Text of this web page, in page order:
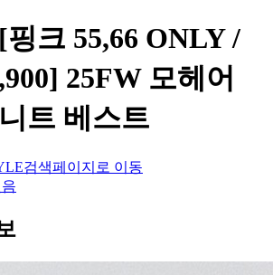
크 55,66 ONLY /
25FW 모헤어
트 베스트
검색페이지로 이동